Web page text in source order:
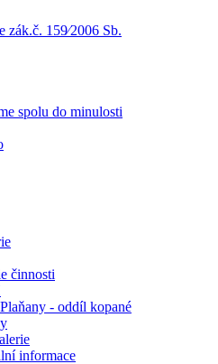
zák.č. 159⁄2006 Sb.
spolu do minulosti
činnosti
- oddíl kopané
informace